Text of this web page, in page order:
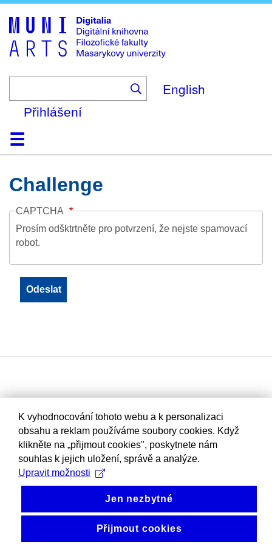
to
main
content
English
Přihlášení
DomůKolekce
Prohlížení
Vyhledávání
O platformě
Nápověda
KontaktDigitalia
Challenge
CAPTCHA
Prosím odšktrtněte pro potvrzení, že nejste spamovací
robot.
K vyhodnocování tohoto webu a k personalizaci
obsahu a reklam používáme soubory cookies. Když
klikněte na „přijmout cookies", poskytnete nám
souhlas k jejich uložení, správě a analýze.
Upravit možnosti
Jen nezbytné
Přijmout cookies